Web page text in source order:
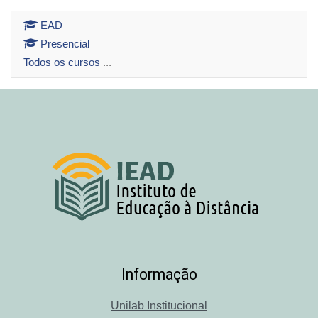
EAD
Presencial
Todos os cursos ...
Informação
Unilab Institucional